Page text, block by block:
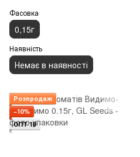
Фасовка
0,15г
Наявність
Немає в наявності
Розпродаж
−10%
ОПТ 10